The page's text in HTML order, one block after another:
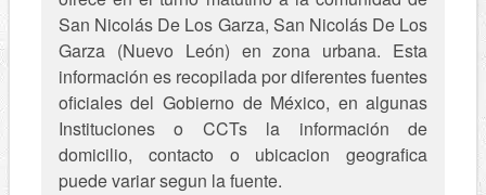
San Nicolás De Los Garza, San Nicolás De Los
Garza (Nuevo León) en zona urbana. Esta
información es recopilada por diferentes fuentes
oficiales del Gobierno de México, en algunas
Instituciones o CCTs la información de
domicilio, contacto o ubicacion geografica
puede variar segun la fuente.